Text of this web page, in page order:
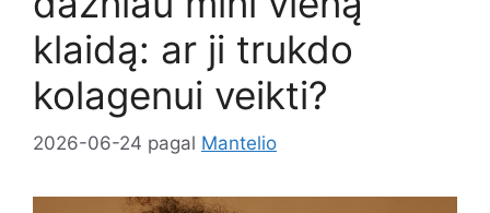
klaidą: ar ji trukdo
kolagenui veikti?
2026-06-24 pagal Mantelio